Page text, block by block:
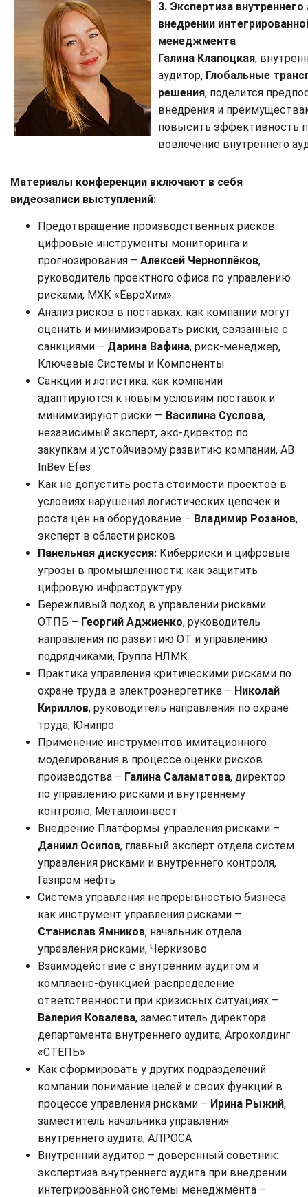
3. Экспертиза внутреннего
внедрении
менеджмента
Галина Клапоцкая,
аудитор, Глобальные
решения, поделится
внедрения и
повысить эффективность
вовлечение внутреннего
Материалы конференции включают в себя
видеозаписи выступлений:
Предотвращение производственных рисков:
цифровые инструменты мониторинга и
прогнозирования – Алексей Черноплёков,
руководитель проектного офиса по управлению
рисками, МХК «ЕвроХим»
Анализ рисков в поставках: как компании могут
оценить и минимизировать риски, связанные с
санкциями – Дарина Вафина, риск-менеджер,
Ключевые Системы и Компоненты
Санкции и логистика: как компании
адаптируются к новым условиям поставок и
минимизируют риски — Василина Суслова,
независимый эксперт, экс-директор по
закупкам и устойчивому развитию компании, AB
InBev Efes
Как не допустить роста стоимости проектов в
условиях нарушения логистических цепочек и
роста цен на оборудование – Владимир Розанов,
эксперт в области рисков
Панельная дискуссия: Киберриски и цифровые
угрозы в промышленности: как защитить
цифровую инфраструктуру
Бережливый подход в управлении рисками
ОТПБ – Георгий Аджиенко, руководитель
направления по развитию ОТ и управлению
подрядчиками, Группа НЛМК
Практика управления критическими рисками по
охране труда в электроэнергетике – Николай
Кириллов, руководитель направления по охране
труда, Юнипро
Применение инструментов имитационного
моделирования в процессе оценки рисков
производства – Галина Саламатова, директор
по управлению рисками и внутреннему
контролю, Металлоинвест
Внедрение Платформы управления рисками –
Даниил Осипов, главный эксперт отдела систем
управления рисками и внутреннего контроля,
Газпром нефть
Система управления непрерывностью бизнеса
как инструмент управления рисками –
Станислав Ямников, начальник отдела
управления рисками, Черкизово
Взаимодействие с внутренним аудитом и
комплаенс-функцией: распределение
ответственности при кризисных ситуациях –
Валерия Ковалева, заместитель директора
департамента внутреннего аудита, Агрохолдинг
«СТЕПЬ»
Как сформировать у других подразделений
компании понимание целей и своих функций в
процессе управления рисками – Ирина Рыжий,
заместитель начальника управления
внутреннего аудита, АЛРОСА
Внутренний аудитор – доверенный советник:
экспертиза внутреннего аудита при внедрении
интегрированной системы менеджмента –